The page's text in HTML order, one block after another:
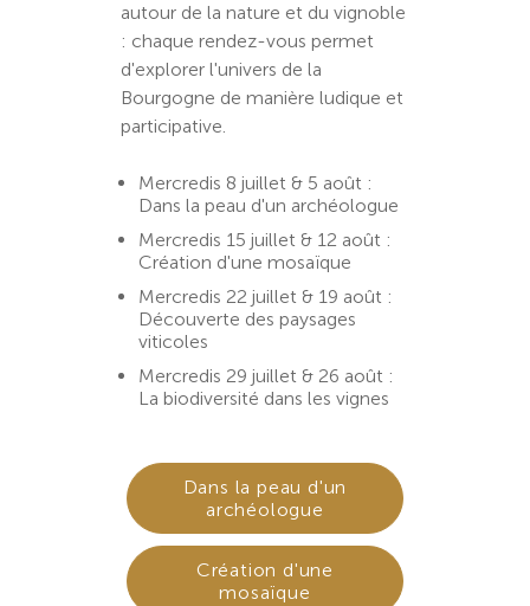
autour de la nature et du vignoble
: chaque rendez-vous permet
d'explorer l'univers de la
Bourgogne de manière ludique et
participative.
Mercredis 8 juillet & 5 août :
Dans la peau d'un archéologue
Mercredis 15 juillet & 12 août :
Création d'une mosaïque
Mercredis 22 juillet & 19 août :
Découverte des paysages
viticoles
Mercredis 29 juillet & 26 août :
La biodiversité dans les vignes
Dans la peau d'un
archéologue
Création d'une
mosaïque